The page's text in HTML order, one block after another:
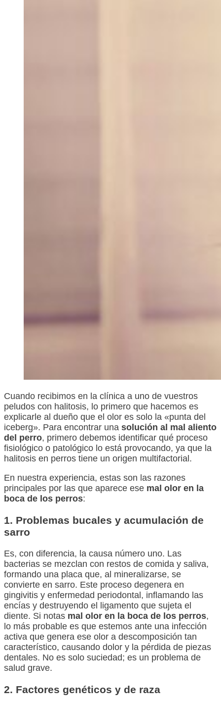
Cuando recibimos en la clínica a uno de vuestros
peludos con halitosis, lo primero que hacemos es
explicarle al dueño que el olor es solo la «punta del
iceberg». Para encontrar una solución al mal aliento
del perro, primero debemos identificar qué proceso
fisiológico o patológico lo está provocando, ya que la
halitosis en perros tiene un origen multifactorial.
En nuestra experiencia, estas son las razones
principales por las que aparece ese mal olor en la
boca de los perros:
1. Problemas bucales y acumulación de
sarro
Es, con diferencia, la causa número uno. Las
bacterias se mezclan con restos de comida y saliva,
formando una placa que, al mineralizarse, se
convierte en sarro. Este proceso degenera en
gingivitis y enfermedad periodontal, inflamando las
encías y destruyendo el ligamento que sujeta el
diente. Si notas mal olor en la boca de los perros,
lo más probable es que estemos ante una infección
activa que genera ese olor a descomposición tan
característico, causando dolor y la pérdida de piezas
dentales. No es solo suciedad; es un problema de
salud grave.
2. Factores genéticos y de raza